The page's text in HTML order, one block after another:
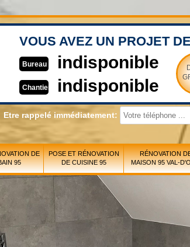
VOUS AVEZ UN PROJET
Bureau indisponible
Chantier indisponible
Etre rappelé immédiatement:
DE
95
POSE ET RÉNOVATION
DE CUISINE 95
RÉNOVATION
MAISON 95 VAL-